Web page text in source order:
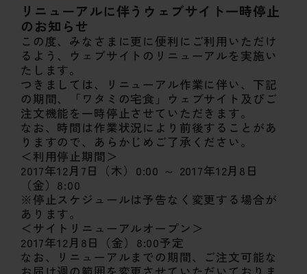
リニューアルに伴うウェブサイト一時停止
のお知らせ
この度、みなさまに更に便利にご利用いただけ
るよう、ウェブサイトのリニューアルを実施い
たします。
つきましては、リニューアル作業に伴い、下記
の期間、「ワタミの宅食」ウェブサイト及びご
注文機能を一時停止させていただきます。
なお、時間は作業状況により前後することがあ
りますので、あらかじめご了承ください。
＜利用停止期間＞
2017年12月7日（木）0:00 ～ 2017年12月8日
（金）8:00
※停止スケジュールは予告なく変更する場合が
あります。
＜サイトリニューアルオープン＞
2017年12月8日（金）8:00予定
なお、リニューアルまでの期間、ご注文可能な